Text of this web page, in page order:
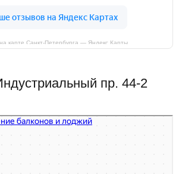
карте Санкт‑Петербурга — Яндекс Карты
пр. 44-2